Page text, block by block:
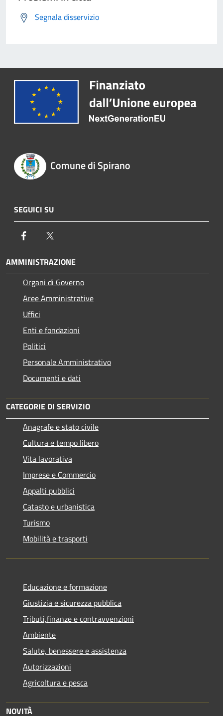
Segnala disservizio
Comune di Spirano
SEGUICI SU
Facebook
AMMINISTRAZIONE
Organi di Governo
Aree Amministrative
Uffici
Enti e fondazioni
Politici
Personale Amministrativo
Documenti e dati
CATEGORIE DI SERVIZIO
Anagrafe e stato civile
Cultura e tempo libero
Vita lavorativa
Imprese e Commercio
Appalti pubblici
Catasto e urbanistica
Turismo
Mobilità e trasporti
Educazione e formazione
Giustizia e sicurezza pubblica
Tributi,finanze e contravvenzioni
Ambiente
Salute, benessere e assistenza
Autorizzazioni
Agricoltura e pesca
NOVITÀ